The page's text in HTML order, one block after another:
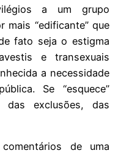
a um grupo
mais “edificante” que
fato seja o estigma
e transexuais
a necessidade
Se “esquece”
das exclusões, das
de uma